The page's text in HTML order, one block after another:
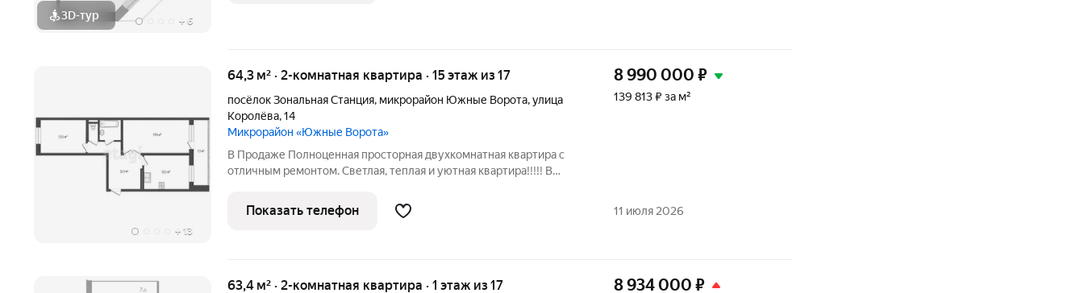
3D-тур + 6
+ 13
64,3 м² · 2-комнатная квартира · 15 этаж из 17
посёлок Зональная Станция, микрорайон Южные Ворота,улица
Королёва,14
Микрорайон «Южные Ворота»
В Продаже Полноценная просторная двухкомнатная квартира с
отличным ремонтом. Светлая, теплая и уютная квартира!!!!! В
собственности нет Долгов и обременений нет Звоните Код
пользователя: 192858
8 990 000 ₽
139 813 ₽ за м²
Показать телефон 11 июля 2026
63,4 м² · 2-комнатная квартира · 1 этаж из 17 8 934 000 ₽